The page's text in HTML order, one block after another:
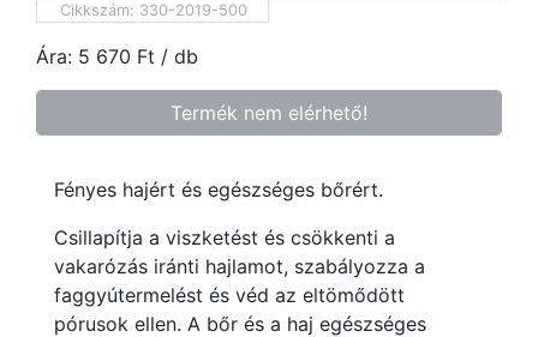
Cikkszám: 330-2019-500
Ára: 5 670 Ft / db
Termék nem elérhető!
Fényes hajért és egészséges bőrért.
Csillapítja a viszketést és csökkenti a
vakarózás iránti hajlamot, szabályozza a
faggyútermelést és véd az eltömődött
pórusok ellen. A bőr és a haj egészséges